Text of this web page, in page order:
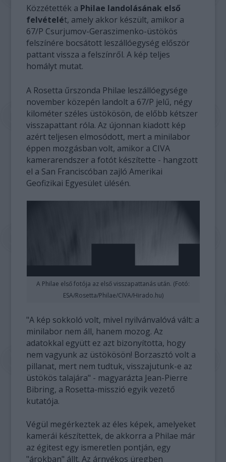
Közzétették a Philae landolásának első
felvételét, amely akkor készült, amikor a
67/P Csurjumov-Geraszimenko-üstökös
felszínére bocsátott leszállóegység először
pattant vissza a felszínről. A kép teljes
homályt mutat.
A Rosetta űrszonda Philae leszállóegysége
november közepén landolt a 67/P jelű, négy
kilométer széles üstökösön, de előbb kétszer
visszapattant róla. Az újonnan kiadott kép
azért teljesen elmosódott, mert a minilabor
éppen mozgásban volt, amikor a CIVA
kamerarendszer a fotót készítette - hangzott
el a San Franciscóban zajló Amerikai
Geofizikai Egyesület ülésén.
A Philae első fotója az első visszapattanás után. (Fotó:
ESA/Rosetta/Philae/CIVA/Hirado.hu)
"A kép sokkoló volt, mivel nyilvánvalóvá vált: a
minilabor nem áll, hanem mozog. Az
adatokkal együtt ez azt bizonyította, hogy
nem vagyunk az üstökösön! Borzasztó volt a
pillanat, mert nem tudtuk, visszajutunk-e az
üstökös talajára" - magyarázta Jean-Pierre
Bibring, a Rosetta-misszió egyik vezető
kutatója.
Végül megérkeztek az éles képek, amelyeket
kamerái készítettek, de akkorra a Philae már
az égitest egy ismeretlen pontján, egy
"árokban" állt. Az árnyékos üregben